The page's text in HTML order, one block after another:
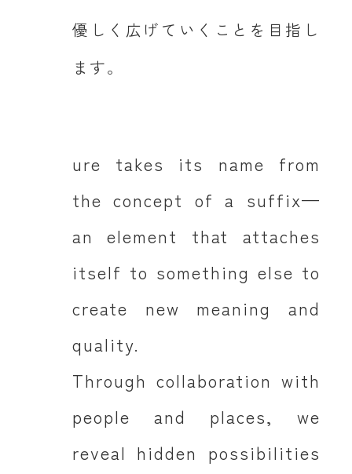
優しく広げていくことを目指し
ます。
ure takes its name from
the concept of a suffix—
an element that attaches
itself to something else to
create new meaning and
quality.
Through collaboration with
people and places, we
reveal hidden possibilities